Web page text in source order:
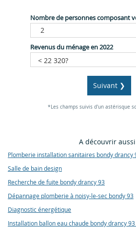
Nombre de personnes composant
Revenus du ménage en 2022
Suivant ❯
*Les champs suivis d'un astérisque
A découvrir
Plomberie installation sanitaires bondy drancy
Salle de bain design
Recherche de fuite bondy drancy 93
Dépannage plomberie à noisy-le-sec bondy 93
Diagnostic énergétique
Installation ballon eau chaude bondy drancy